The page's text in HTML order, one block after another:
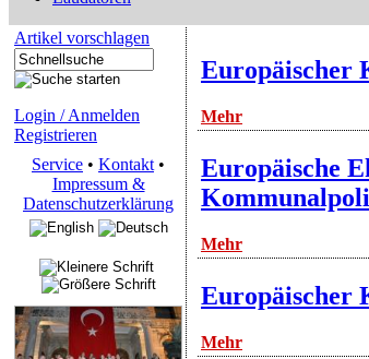
Artikel vorschlagen
Login / Anmelden
Registrieren
Service • Kontakt •
Impressum &
Datenschutzerklärung
Europäischer
Mehr
Europäische
Mehr
Europäischer
Mehr